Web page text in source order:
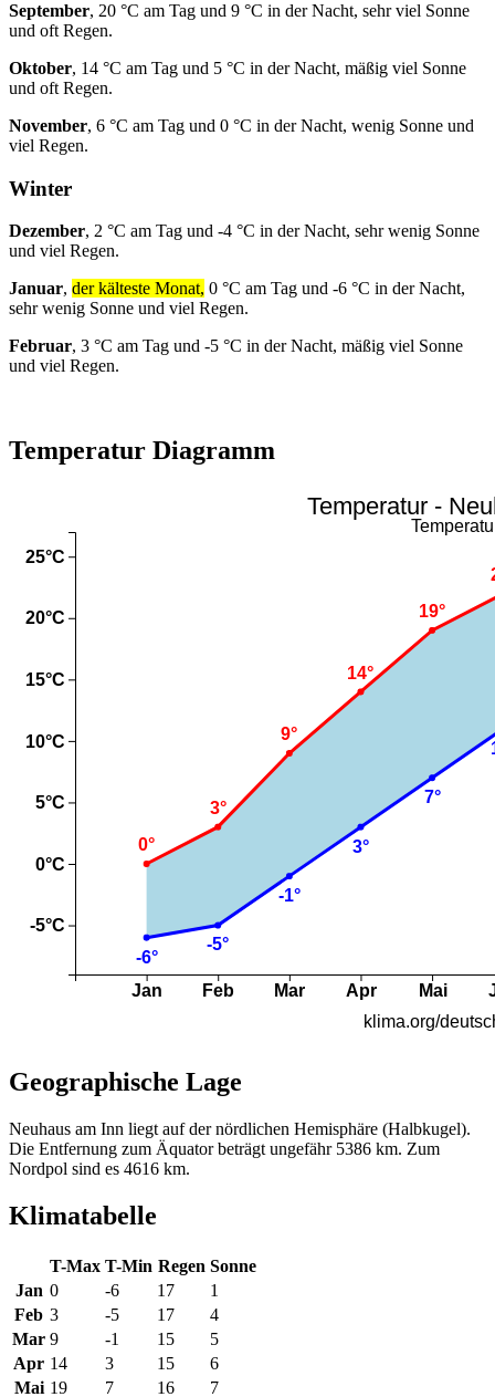
September, 20 °C am Tag und 9 °C in der Nacht, sehr viel Sonne
und oft Regen.
Oktober, 14 °C am Tag und 5 °C in der Nacht, mäßig viel Sonne
und oft Regen.
November, 6 °C am Tag und 0 °C in der Nacht, wenig Sonne und
viel Regen.
Winter
Dezember, 2 °C am Tag und -4 °C in der Nacht, sehr wenig Sonne
und viel Regen.
Januar, der kälteste Monat, 0 °C am Tag und -6 °C in der Nacht,
sehr wenig Sonne und viel Regen.
Februar, 3 °C am Tag und -5 °C in der Nacht, mäßig viel Sonne
und viel Regen.
Temperatur Diagramm
Geographische Lage
Neuhaus am Inn liegt auf der nördlichen Hemisphäre (Halbkugel).
Die Entfernung zum Äquator beträgt ungefähr 5386 km. Zum
Nordpol sind es 4616 km.
Klimatabelle
T-Max T-Min Regen Sonne
Jan 0 -6 17
1
Feb 3 -5 17
4
Mar 9 -1 15
5
Apr 14 3 15
6
Mai 19 7 16 7